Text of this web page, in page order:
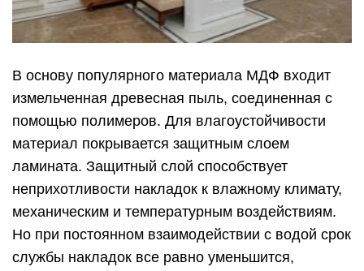
В основу популярного материала МДФ входит
измельченная древесная пыль, соединенная с
помощью полимеров. Для влагоустойчивости
материал покрывается защитным слоем
ламината. Защитный слой способствует
неприхотливости накладок к влажному климату,
механическим и температурным воздействиям.
Но при постоянном взаимодействии с водой срок
службы накладок все равно уменьшится,